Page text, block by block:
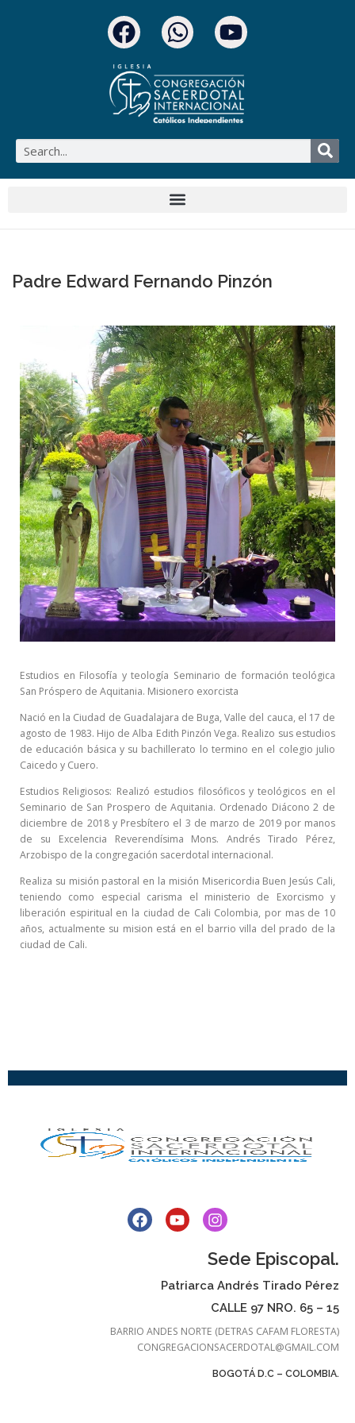
Padre Edward Fernando Pinzón
Estudios en Filosofía y teología Seminario de formación teológica
San Próspero de Aquitania. Misionero exorcista
Nació en la Ciudad de Guadalajara de Buga, Valle del cauca, el 17 de
agosto de 1983. Hijo de Alba Edith Pinzón Vega. Realizo sus estudios
de educación básica y su bachillerato lo termino en el colegio julio
Caicedo y Cuero.
Estudios Religiosos: Realizó estudios filosóficos y teológicos en el
Seminario de San Prospero de Aquitania. Ordenado Diácono 2 de
diciembre de 2018 y Presbítero el 3 de marzo de 2019 por manos
de su Excelencia Reverendísima Mons. Andrés Tirado Pérez,
Arzobispo de la congregación sacerdotal internacional.
Realiza su misión pastoral en la misión Misericordia Buen Jesús Cali,
teniendo como especial carisma el ministerio de Exorcismo y
liberación espiritual en la ciudad de Cali Colombia, por mas de 10
años, actualmente su mision está en el barrio villa del prado de la
ciudad de Cali.
Sede Episcopal.
Patriarca Andrés Tirado Pérez
CALLE 97 NRO. 65 – 15
BARRIO ANDES NORTE (DETRAS CAFAM FLORESTA)
CONGREGACIONSACERDOTAL@GMAIL.COM
BOGOTÁ D.C – COLOMBIA.